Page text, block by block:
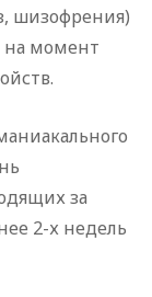
шизофрения)
на момент
за
2-х недель